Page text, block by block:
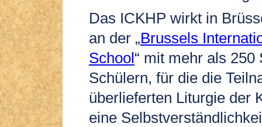
Das ICKHP wirkt in
an der „Brussels
School“ mit mehr als
Schülern, für die die
überlieferten Liturgie der
eine